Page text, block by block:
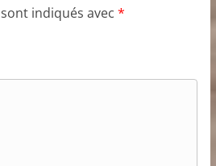
indiqués avec *